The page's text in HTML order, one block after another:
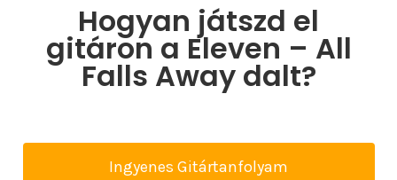
Hogyan játszd el
gitáron a Eleven – All
Falls Away dalt?
Ingyenes Gitártanfolyam